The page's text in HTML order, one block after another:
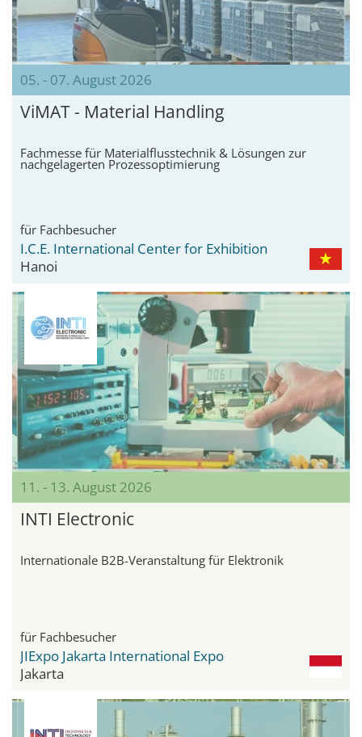
05. - 07. August 2026
ViMAT - Material Handling
Fachmesse für Materialflusstechnik & Lösungen zur
nachgelagerten Prozessoptimierung
für Fachbesucher
I.C.E. International Center for Exhibition
Hanoi
11. - 13. August 2026
INTI Electronic
Internationale B2B-Veranstaltung für Elektronik
für Fachbesucher
JIExpo Jakarta International Expo
Jakarta